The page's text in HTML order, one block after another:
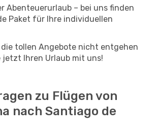
Abenteuerurlaub – bei uns finden
Paket für Ihre individuellen
die tollen Angebote nicht entgehen
jetzt Ihren Urlaub mit uns!
zu Flügen von
nach Santiago de